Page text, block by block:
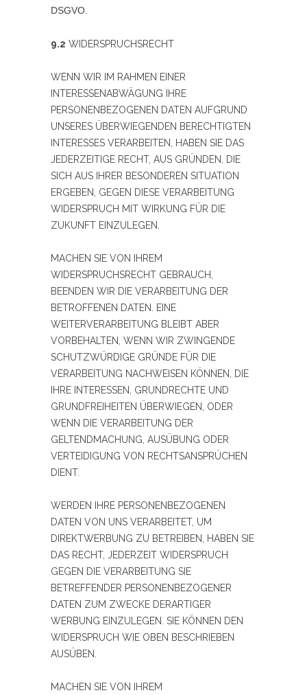
DSGVO.
9.2 WIDERSPRUCHSRECHT
WENN WIR IM RAHMEN EINER
INTERESSENABWÄGUNG IHRE
PERSONENBEZOGENEN DATEN AUFGRUND
UNSERES ÜBERWIEGENDEN BERECHTIGTEN
INTERESSES VERARBEITEN, HABEN SIE DAS
JEDERZEITIGE RECHT, AUS GRÜNDEN, DIE
SICH AUS IHRER BESONDEREN SITUATION
ERGEBEN, GEGEN DIESE VERARBEITUNG
WIDERSPRUCH MIT WIRKUNG FÜR DIE
ZUKUNFT EINZULEGEN.
MACHEN SIE VON IHREM
WIDERSPRUCHSRECHT GEBRAUCH,
BEENDEN WIR DIE VERARBEITUNG DER
BETROFFENEN DATEN. EINE
WEITERVERARBEITUNG BLEIBT ABER
VORBEHALTEN, WENN WIR ZWINGENDE
SCHUTZWÜRDIGE GRÜNDE FÜR DIE
VERARBEITUNG NACHWEISEN KÖNNEN, DIE
IHRE INTERESSEN, GRUNDRECHTE UND
GRUNDFREIHEITEN ÜBERWIEGEN, ODER
WENN DIE VERARBEITUNG DER
GELTENDMACHUNG, AUSÜBUNG ODER
VERTEIDIGUNG VON RECHTSANSPRÜCHEN
DIENT.
WERDEN IHRE PERSONENBEZOGENEN
DATEN VON UNS VERARBEITET, UM
DIREKTWERBUNG ZU BETREIBEN, HABEN SIE
DAS RECHT, JEDERZEIT WIDERSPRUCH
GEGEN DIE VERARBEITUNG SIE
BETREFFENDER PERSONENBEZOGENER
DATEN ZUM ZWECKE DERARTIGER
WERBUNG EINZULEGEN. SIE KÖNNEN DEN
WIDERSPRUCH WIE OBEN BESCHRIEBEN
AUSÜBEN.
MACHEN SIE VON IHREM